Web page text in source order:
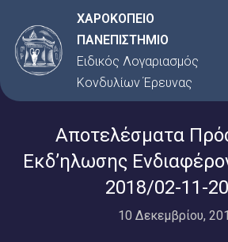
στο
περιεχόμενο
ΧΑΡΟΚΟΠΕΙΟ
ΠΑΝΕΠΙΣΤΗΜΙΟ
Ειδικός Λογαριασμός
Κονδυλίων Έρευνας
Αποτελέσματα
Εκδ’ηλωσης
2018/02-11-
10 Δεκεμβρίου,